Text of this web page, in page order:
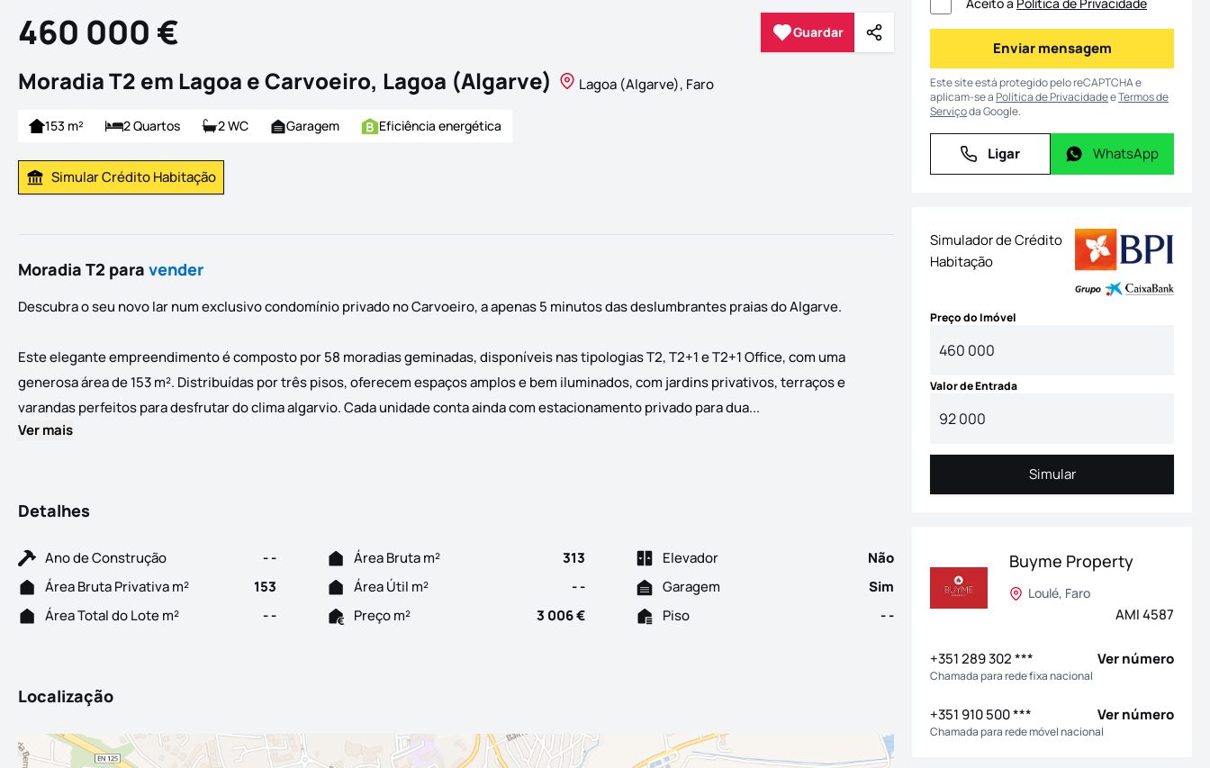
460 000 € Guardar
Guardar Partilhar
Moradia T2 em Lagoa e Carvoeiro, Lagoa (Algarve) Lagoa (Algarve), Faro
153 m² 2 Quartos 2 WC Garagem Eficiência energética
Simular Prestação
Simular Crédito Habitação
Moradia T2 para vender
Descubra o seu novo lar num exclusivo condomínio privado no Carvoeiro, a apenas 5 minutos das deslumbrantes praias do Algarve.
Este elegante empreendimento é composto por 58 moradias geminadas, disponíveis nas tipologias T2, T2+1 e T2+1 Office, com uma
generosa área de 153 m². Distribuídas por três pisos, oferecem espaços amplos e bem iluminados, com jardins privativos, terraços e
varandas perfeitos para desfrutar do clima algarvio. Cada unidade conta ainda com estacionamento privado para dua...
Ver mais
Detalhes
Ano de Construção - - Área Bruta m² 313 Elevador
Não
Área Bruta Privativa m²
153 Área Útil m² - - Garagem
Sim
Área Total do Lote m²
- - Preço m² 3 006 € Piso - -
Localização
Enviar mensagem
Enviar mensagem
Este site está protegido pelo reCAPTCHA e
aplicam-se aPolítica de PrivacidadeeTermos de
Serviçoda Google.
Ligar
Ligar WhatsApp
WhatsApp
Simulador de Crédito
Habitação
Preço do Imóvel
Valor de Entrada
Simular
Simular
Buyme Property
Loulé, Faro
AMI 4587
+351 289 302 *** Ver número
Chamada para rede fixa nacional
+351 910 500 *** Ver número
Chamada para rede móvel nacional